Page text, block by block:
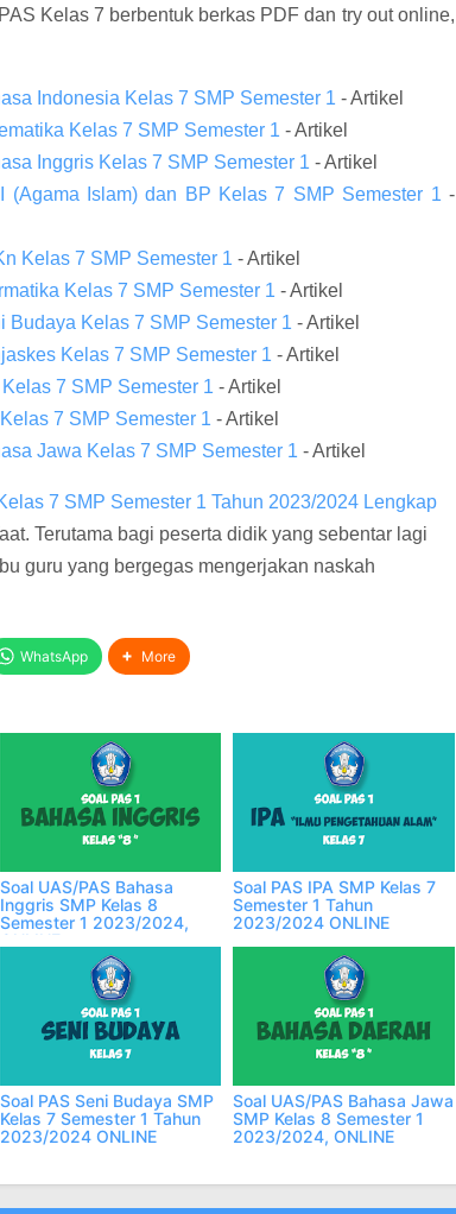
Kelas 7 berbentuk berkas PDF dan try out online,
Indonesia Kelas 7 SMP Semester 1 - Artikel
Kelas 7 SMP Semester 1 - Artikel
Inggris Kelas 7 SMP Semester 1 - Artikel
(Agama Islam) dan BP Kelas 7 SMP Semester 1 -
Kelas 7 SMP Semester 1 - Artikel
Kelas 7 SMP Semester 1 - Artikel
Budaya Kelas 7 SMP Semester 1 - Artikel
Kelas 7 SMP Semester 1 - Artikel
7 SMP Semester 1 - Artikel
7 SMP Semester 1 - Artikel
Jawa Kelas 7 SMP Semester 1 - Artikel
7 SMP Semester 1 Tahun 2023/2024 Lengkap
Terutama bagi peserta didik yang sebentar lagi
guru yang bergegas mengerjakan naskah
WhatsApp More
Soal UAS/PAS Bahasa
Inggris SMP Kelas 8
Semester 1 2023/2024,
ONLINE
Soal PAS IPA SMP Kelas 7
Semester 1 Tahun
2023/2024 ONLINE
Soal PAS Seni Budaya SMP
Kelas 7 Semester 1 Tahun
2023/2024 ONLINE
Soal UAS/PAS Bahasa Jawa
SMP Kelas 8 Semester 1
2023/2024, ONLINE